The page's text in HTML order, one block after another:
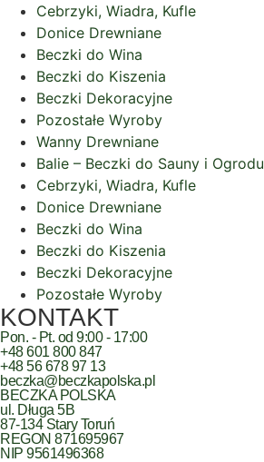
Cebrzyki, Wiadra, Kufle
Donice Drewniane
Beczki do Wina
Beczki do Kiszenia
Beczki Dekoracyjne
Pozostałe Wyroby
Wanny Drewniane
Balie – Beczki do Sauny i Ogrodu
Cebrzyki, Wiadra, Kufle
Donice Drewniane
Beczki do Wina
Beczki do Kiszenia
Beczki Dekoracyjne
Pozostałe Wyroby
KONTAKT
Pon. - Pt. od 9:00 - 17:00
+48 601 800 847
+48 56 678 97 13
beczka@beczkapolska.pl
BECZKA POLSKA
ul. Długa 5B
87-134 Stary Toruń
REGON 871695967
NIP 9561496368